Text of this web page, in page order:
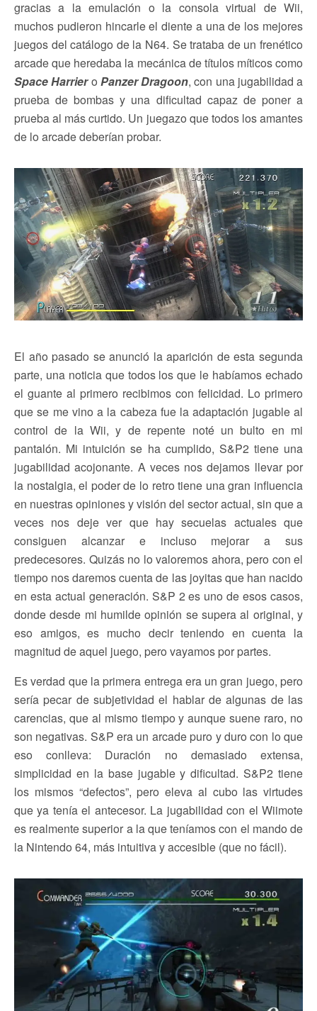
gracias a la emulación o la consola virtual de Wii,
muchos pudieron hincarle el diente a una de los mejores
juegos del catálogo de la N64. Se trataba de un frenético
arcade que heredaba la mecánica de títulos míticos como
Space Harriero Panzer Dragoon, con una jugabilidad a
prueba de bombas y una dificultad capaz de poner a
prueba al más curtido. Un juegazo que todos los amantes
de lo arcade deberían probar.
El año pasado se anunció la aparición de esta segunda
parte, una noticia que todos los que le habíamos echado
el guante al primero recibimos con felicidad. Lo primero
que se me vino a la cabeza fue la adaptación jugable al
control de la Wii, y de repente noté un bulto en mi
pantalón. Mi intuición se ha cumplido, S&P2 tiene una
jugabilidad acojonante. A veces nos dejamos llevar por
la nostalgia, el poder de lo retro tiene una gran influencia
en nuestras opiniones y visión del sector actual, sin que a
veces nos deje ver que hay secuelas actuales que
consiguen alcanzar e incluso mejorar a sus
predecesores. Quizás no lo valoremos ahora, pero con el
tiempo nos daremos cuenta de las joyitas que han nacido
en esta actual generación. S&P 2 es uno de esos casos,
donde desde mi humilde opinión se supera al original, y
eso amigos, es mucho decir teniendo en cuenta la
magnitud de aquel juego, pero vayamos por partes.
Es verdad que la primera entrega era un gran juego, pero
sería pecar de subjetividad el hablar de algunas de las
carencias, que al mismo tiempo y aunque suene raro, no
son negativas. S&P era un arcade puro y duro con lo que
eso conlleva: Duración no demasiado extensa,
simplicidad en la base jugable y dificultad. S&P2 tiene
los mismos “defectos”, pero eleva al cubo las virtudes
que ya tenía el antecesor. La jugabilidad con el Wiimote
es realmente superior a la que teníamos con el mando de
la Nintendo 64, más intuitiva y accesible (que no fácil).